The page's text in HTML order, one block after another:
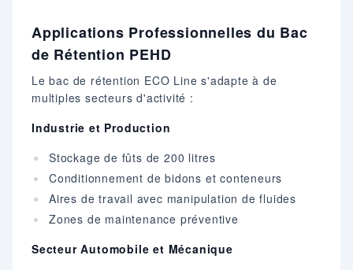
Applications Professionnelles du Bac
de Rétention PEHD
Le bac de rétention ECO Line s'adapte à de
multiples secteurs d'activité :
Industrie et Production
Stockage de fûts de 200 litres
Conditionnement de bidons et conteneurs
Aires de travail avec manipulation de fluides
Zones de maintenance préventive
Secteur Automobile et Mécanique